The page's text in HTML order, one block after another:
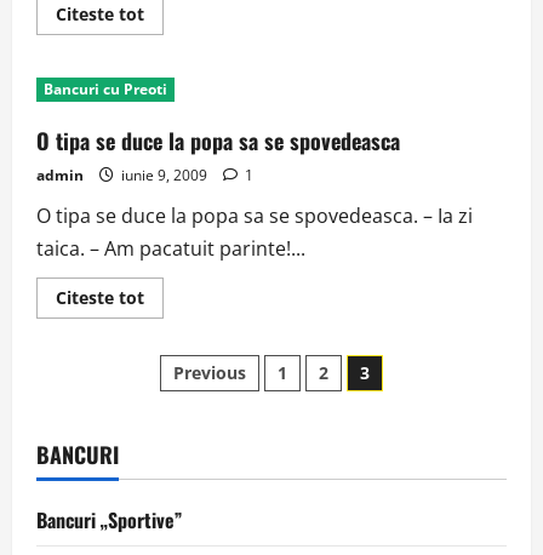
Citeste totRead
more
tanar
iesea
o
zi
din
Biserica
Bancuri cu Preoti
O tipa se duce la popa sa se spovedeasca
admin iunie 9, 2009 1
O tipa se duce la popa sa se spovedeasca. – Ia zi
taica. – Am pacatuit parinte!...
Citeste totRead
more
tipa
duce
spovedeasca
Paginație
Previous 1 2 3
BANCURI
Bancuri „Sportive”